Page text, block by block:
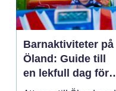
Barnaktiviteter på
Öland: Guide till
en lekfull dag för
hela familjen